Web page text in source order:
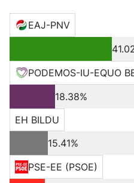
EAJ-PNV
PODEMOS-IU-EQUO
18.38%
EH BILDU
15.41%
PSE-EE (PSOE)